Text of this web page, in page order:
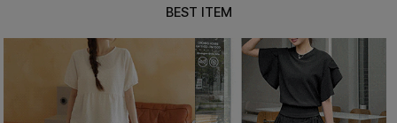
BEST ITEM